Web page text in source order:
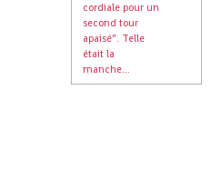
cordiale pour un
second tour
apaisé”. Telle
était la
manche...